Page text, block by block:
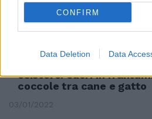
CONFIRM
Data Deletion Data
esistere: cuori in
coccole tra cane e gatto
03/01/2022